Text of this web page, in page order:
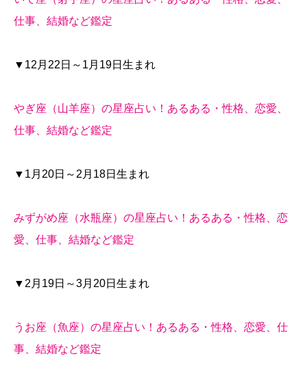
仕事、結婚など鑑定
▼12月22日～1月19日生まれ
やぎ座（山羊座）の星座占い！あるある・性格、恋愛、
仕事、結婚など鑑定
▼1月20日～2月18日生まれ
みずがめ座（水瓶座）の星座占い！あるある・性格、恋
愛、仕事、結婚など鑑定
▼2月19日～3月20日生まれ
うお座（魚座）の星座占い！あるある・性格、恋愛、仕
事、結婚など鑑定